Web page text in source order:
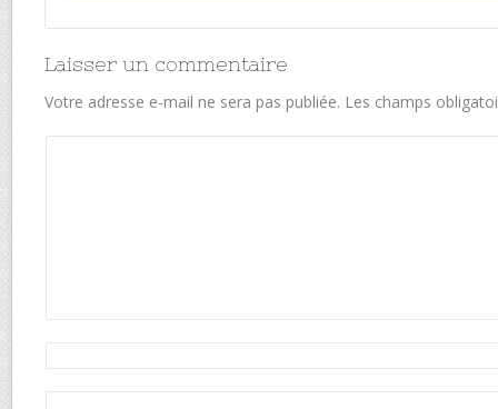
Laisser un commentaire
Votre adresse e-mail ne sera pas publiée. Les champs